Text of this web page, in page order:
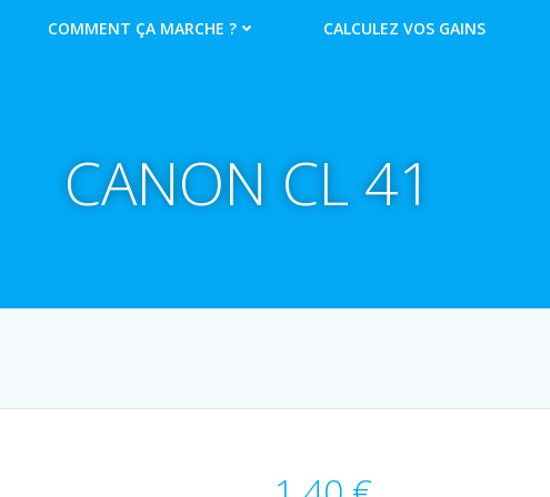
COMMENT ÇA MARCHE ? CALCULEZ VOS GAINS
CANON CL 41